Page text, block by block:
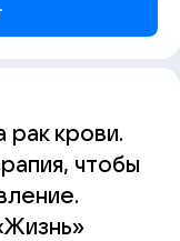
крови.
чтобы